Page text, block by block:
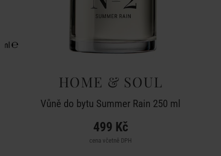
HOME & SOUL
Vůně do bytu Summer Rain 250 ml
499 Kč
cena včetně DPH